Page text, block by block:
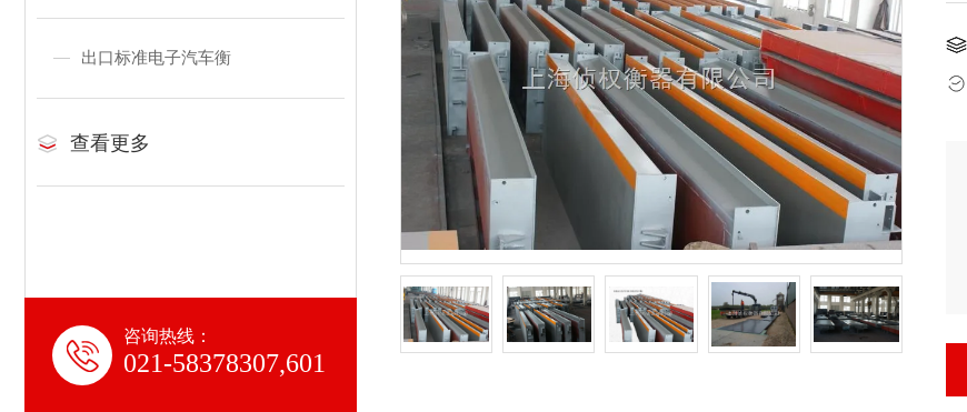
出口标准电子汽车衡
查看更多
咨询热线：
021-58378307,601